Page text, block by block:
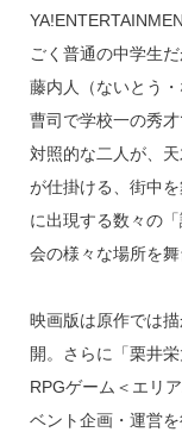
ごく普通の中学生
藤内人（ないとう
曹司で学校一の秀
対照的な二人が、
が仕掛ける、街中
に出現する数々の
会の様々な場所を
映画版は原作では
開。さらに「栗井
RPGゲーム＜エリ
ベント企画・運営